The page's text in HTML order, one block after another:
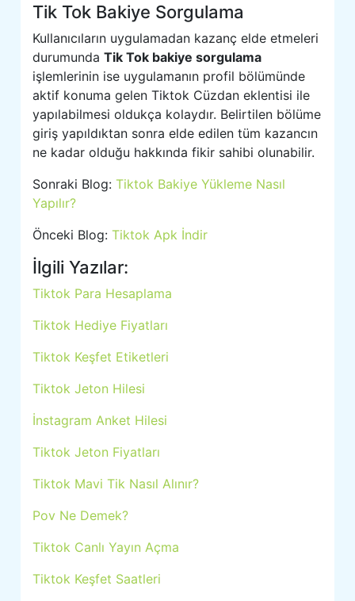
Tik Tok Bakiye Sorgulama
Kullanıcıların uygulamadan kazanç elde etmeleri
durumundaTik Tok bakiye sorgulama
işlemlerinin ise uygulamanın profil bölümünde
aktif konuma gelen Tiktok Cüzdan eklentisi ile
yapılabilmesi oldukça kolaydır. Belirtilen bölüme
giriş yapıldıktan sonra elde edilen tüm kazancın
ne kadar olduğu hakkında fikir sahibi olunabilir.
Sonraki Blog:Tiktok Bakiye Yükleme Nasıl
Yapılır?
Önceki Blog:Tiktok Apk İndir
İlgili Yazılar:
Tiktok Para Hesaplama
Tiktok Hediye Fiyatları
Tiktok Keşfet Etiketleri
Tiktok Jeton Hilesi
İnstagram Anket Hilesi
Tiktok Jeton Fiyatları
Tiktok Mavi Tik Nasıl Alınır?
Pov Ne Demek?
Tiktok Canlı Yayın Açma
Tiktok Keşfet Saatleri